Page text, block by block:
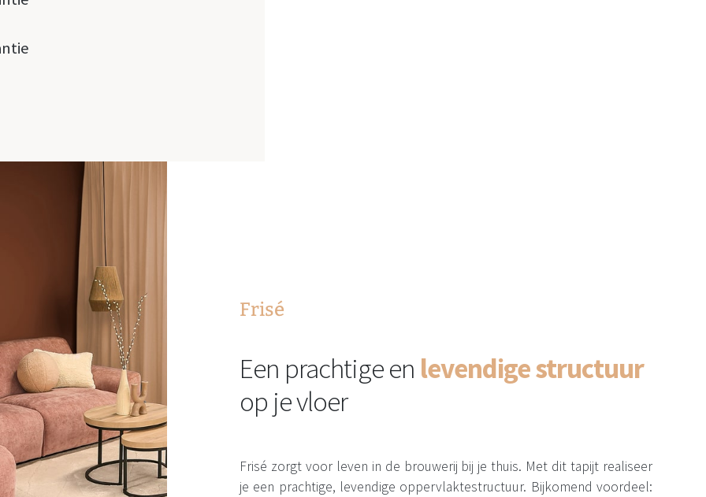
Frisé
Een prachtige en levendige structuur
op je vloer
Frisé zorgt voor leven in de brouwerij bij je thuis. Met dit tapijt realiseer
je een prachtige, levendige oppervlaktestructuur. Bijkomend voordeel: